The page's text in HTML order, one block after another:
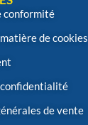
conformité
de cookies
de vente